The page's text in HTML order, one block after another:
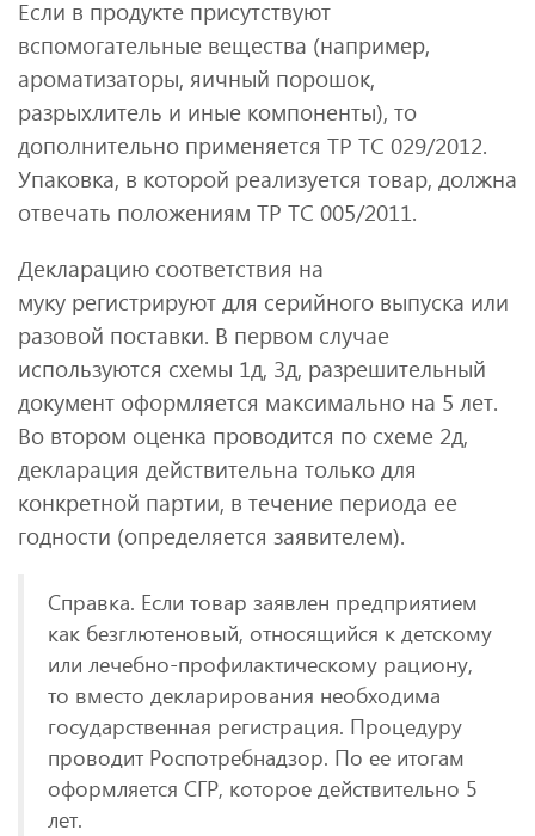
Если в продукте присутствуют
вспомогательные вещества (например,
ароматизаторы, яичный порошок,
разрыхлитель и иные компоненты), то
дополнительно применяется ТР ТС 029/2012.
Упаковка, в которой реализуется товар, должна
отвечать положениям ТР ТС 005/2011.
Декларацию соответствия на
муку регистрируют для серийного выпуска или
разовой поставки. В первом случае
используются схемы 1д, 3д, разрешительный
документ оформляется максимально на 5 лет.
Во втором оценка проводится по схеме 2д,
декларация действительна только для
конкретной партии, в течение периода ее
годности (определяется заявителем).
Справка. Если товар заявлен предприятием
как безглютеновый, относящийся к детскому
или лечебно-профилактическому рациону,
то вместо декларирования необходима
государственная регистрация. Процедуру
проводит Роспотребнадзор. По ее итогам
оформляется СГР, которое действительно 5
лет.